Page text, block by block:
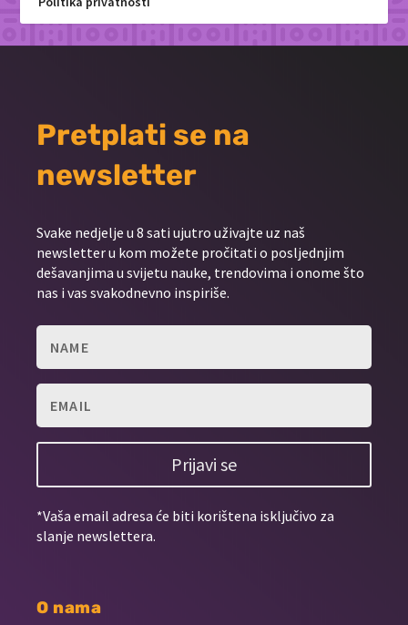
Pretplati se na
newsletter
Svake nedjelje u 8 sati ujutro uživajte uz naš
newsletter u kom možete pročitati o posljednjim
dešavanjima u svijetu nauke, trendovima i onome što
nas i vas svakodnevno inspiriše.
Prijavi se
*Vaša email adresa će biti korištena isključivo za
slanje newslettera.
O nama